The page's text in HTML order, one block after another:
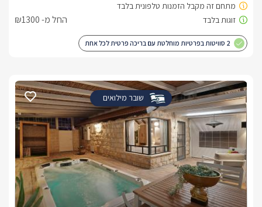
החל מ- ₪1300
2 סוויטות בפרטיות מוחלטת עם בריכה פרטית לכל אחת
שובר מילואים